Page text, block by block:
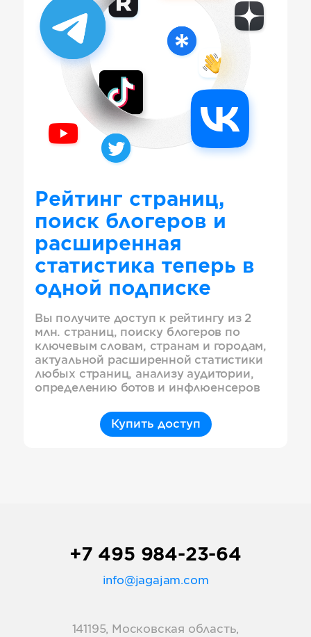
Рейтинг страниц,
поиск блогеров и
расширенная
статистика теперь в
одной подписке
Вы получите доступ к рейтингу из 2
млн. страниц, поиску блогеров по
ключевым словам, странам и городам,
актуальной расширенной статистики
любых страниц, анализу аудитории,
определению ботов и инфлюенсеров
Купить доступ
+7 495 984-23-64
info@jagajam.com
141195, Московская область,